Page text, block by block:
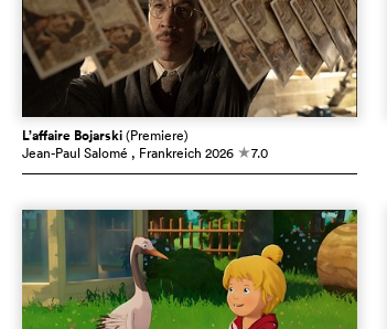
L’affaire Bojarski(Premiere)
Jean-Paul Salomé , Frankreich 2026 c7.0